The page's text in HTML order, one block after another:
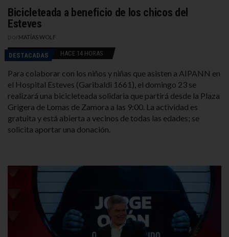
Bicicleteada a beneficio de los chicos del
Esteves
MATÍAS WOLF
DESTACADAS HACE 14 HORAS
Para colaborar con los niños y niñas que asisten a AIPANN en
el Hospital Esteves (Garibaldi 1661), el domingo 23 se
realizará una bicicleteada solidaria que partirá desde la Plaza
Grigera de Lomas de Zamora a las 9:00. La actividad es
gratuita y está abierta a vecinos de todas las edades; se
solicita aportar una donación.